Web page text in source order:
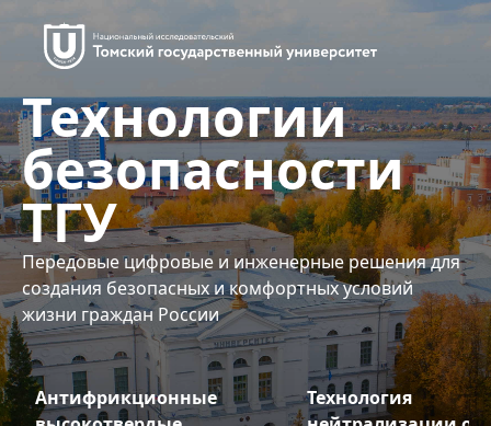
Технологии
безопасности
ТГУ
Передовые цифровые и инженерные решения для
создания безопасных и комфортных условий
жизни граждан России
Антифрикционные
Технология